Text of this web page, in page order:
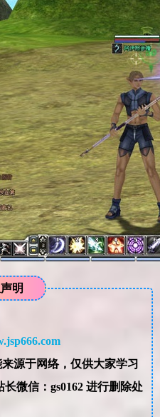
明
源于网络，仅供大家学习
gs0162 进行删除处